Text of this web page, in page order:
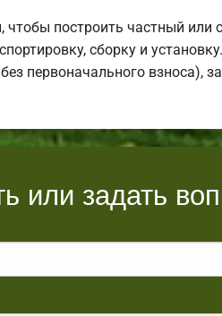
построить частный
сборку и
первоначального взноса),
или задать